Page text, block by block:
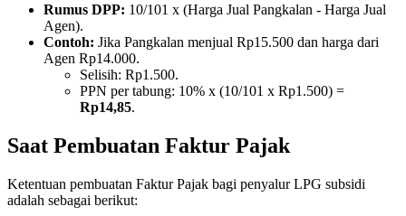
Rumus DPP: 10/101 x (Harga Jual Pangkalan - Harga Jual
Agen).
Contoh: Jika Pangkalan menjual Rp15.500 dan harga dari
Agen Rp14.000.
Selisih: Rp1.500.
PPN per tabung: 10% x (10/101 x Rp1.500) =
Rp14,85.
Saat Pembuatan Faktur Pajak
Ketentuan pembuatan Faktur Pajak bagi penyalur LPG subsidi
adalah sebagai berikut: